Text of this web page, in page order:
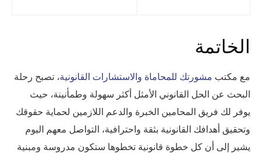
الخاتمة
مع مكتب مشورتك للمحاماة والاستشارات القانونية، تصبح رحلة
البحث عن الحل القانوني الأمثل أكثر سهولة وطمأنينة، حيث
يوفر لك فريق المحامين الخبرة والدعم اللازمين لحماية حقوقك
وتحقيق أهدافك القانونية بثقة واحترافية، التواصل معهم اليوم
يشير إلى أن كل خطوة قانونية تخطوها ستكون مدروسة ومبنية